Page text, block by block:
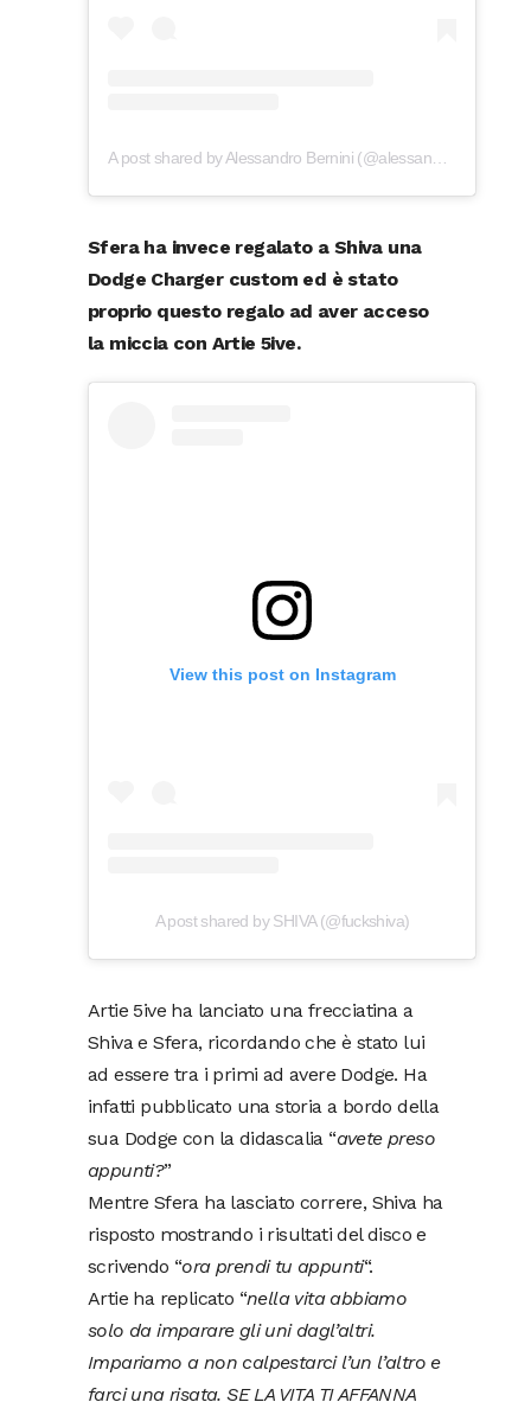
Sfera ha invece regalato a Shiva una
Dodge Charger custom ed è stato
proprio questo regalo ad aver acceso
la miccia con Artie 5ive.
View this post on Instagram
A post shared by SHIVA (@fuckshiva)
Artie 5ive ha lanciato una frecciatina a
Shiva e Sfera, ricordando che è stato lui
ad essere tra i primi ad avere Dodge. Ha
infatti pubblicato una storia a bordo della
sua Dodge con la didascalia “avete preso
appunti?”
Mentre Sfera ha lasciato correre, Shiva ha
risposto mostrando i risultati del disco e
scrivendo “ora prendi tu appunti“.
Artie ha replicato “nella vita abbiamo
solo da imparare gli uni dagl’altri.
Impariamo a non calpestarci l’un l’altro e
farci una risata. SE LA VITA TI AFFANNA